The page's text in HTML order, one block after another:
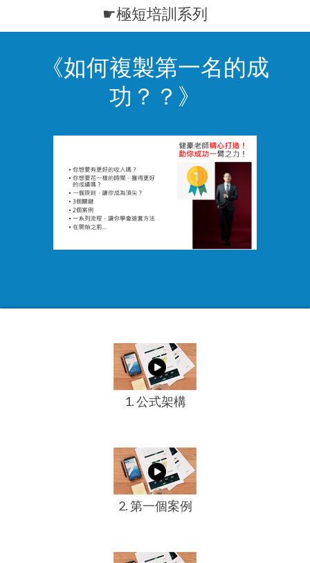
☛極短培訓系列
《如何複製第一名的成
功？？》
1. 公式架構​
2. 第一個案例